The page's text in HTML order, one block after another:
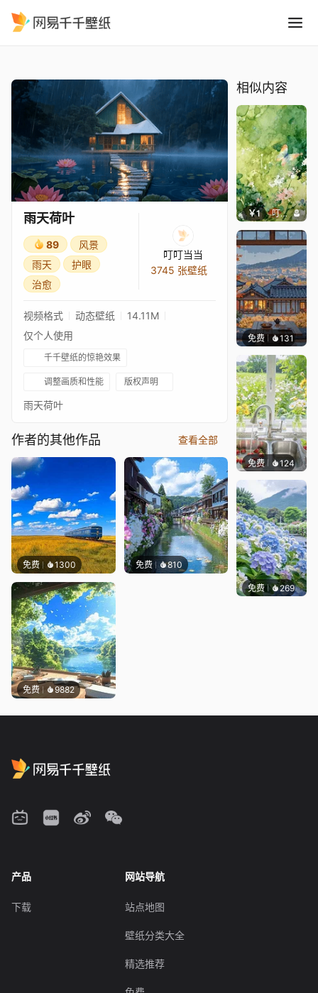
雨天荷叶
89
风景
雨天
护眼
治愈
叮叮当当
3745 张壁纸
视频格式 动态壁纸
14.11M
仅个人使用
千千壁纸的惊艳效果
调整画质和性能 版权声明
雨天荷叶
作者的其他作品 查看全部
免费 1300 免费 810
免费 9882
相似内容
￥1 叮叮当当
免费 131小皮球
免费 124豆子
免费 269豆子
产品
下载
网站导航
站点地图
壁纸分类大全
精选推荐